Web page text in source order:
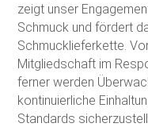
zeigt unser
Schmuck und fördert
Schmucklieferkette.
Mitgliedschaft im
ferner werden
kontinuierliche
Standards